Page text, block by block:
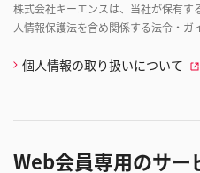
株式会社キーエンスは、当社が保有す
人情報保護法を含め関係する法令・ガ
個人情報の取り扱いについて
Web会員専用のサー